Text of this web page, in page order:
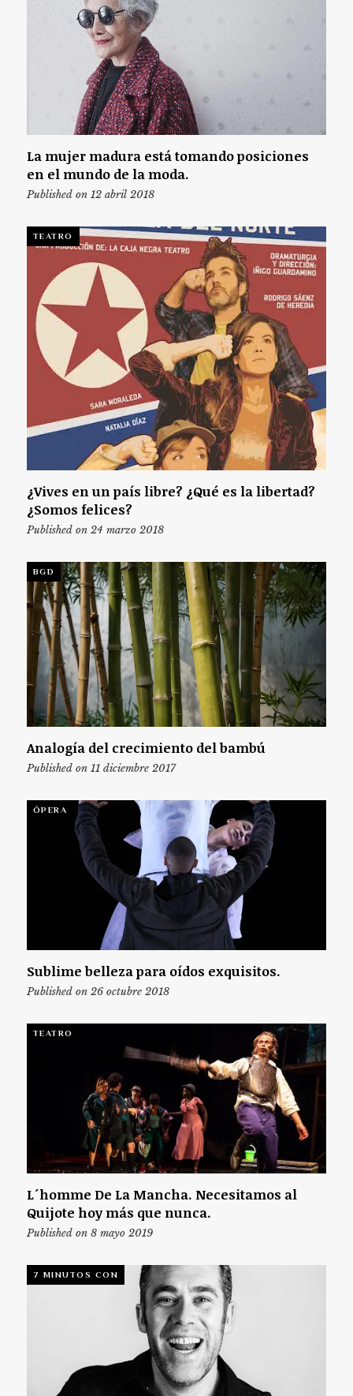
La mujer madura está tomando posiciones
en el mundo de la moda.
Published on 12 abril 2018
TEATRO
¿Vives en un país libre? ¿Qué es la libertad?
¿Somos felices?
Published on 24 marzo 2018
BGD
Analogía del crecimiento del bambú
Published on 11 diciembre 2017
ÓPERA
Sublime belleza para oídos exquisitos.
Published on 26 octubre 2018
TEATRO
L´homme De La Mancha. Necesitamos al
Quijote hoy más que nunca.
Published on 8 mayo 2019
7 MINUTOS CON